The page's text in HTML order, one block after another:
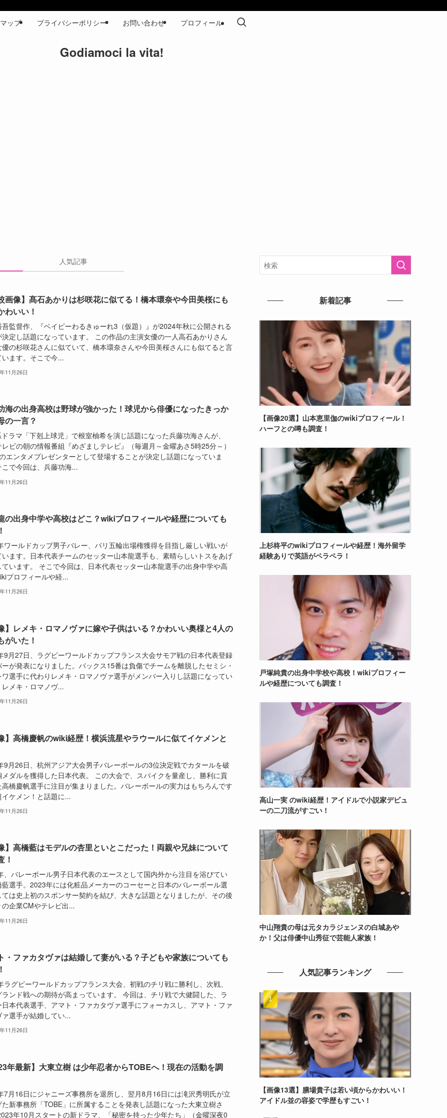
Godiamoci la vita!
ップ プライバシーポリシー お問い合わせ プロフィール
人気記事
画像】髙石あかりは杉咲花に似てる！橋本環奈や今田美桜にも
わいい！
監督作、『ベイビーわるきゅーれ3（仮題）』が2024年秋に公開される
定し話題になっています。 この作品の主演女優の一人高石あかりさん
の杉咲花さんに似ていて、橋本環奈さんや今田美桜さんにも似てると言
ます。そこで今...
11月26日
海の出身高校は野球が強かった！球児から俳優になったきっか
の一言？
ラマ「下剋上球児」で根室柚希を演じ話題になった兵藤功海さんが、
ビの朝の情報番組『めざましテレビ』（毎週月～金曜あさ5時25分～）
エンタメプレゼンターとして登場することが決定し話題になっていま
で今回は、兵藤功海...
11月26日
の出身中学や高校はどこ？wikiプロフィールや経歴についても
ワールドカップ男子バレー、パリ五輪出場権獲得を目指し厳しい戦いが
ます。日本代表チームのセッター山本龍選手も、素晴らしいトスをあげ
います。 そこで今回は、日本代表セッター山本龍選手の出身中学や高
プロフィールや経...
11月26日
】レメキ・ロマノヴァに嫁や子供はいる？かわいい奥様と4人の
がいた！
9月27日、ラグビーワールドカップフランス大会サモア戦の日本代表登録
が発表になりました。バックス15番は負傷でチームを離脱したセミシ・
選手に代わりレメキ・ロマノヴァ選手がメンバー入りし話題になってい
メキ・ロマノヴ...
11月26日
】高橋慶帆のwiki経歴！横浜流星やラウールに似てイケメンと
9月26日、杭州アジア大会男子バレーボールの3位決定戦でカタールを破
ダルを獲得した日本代表。 この大会で、スパイクを量産し、勝利に貢
橋慶帆選手に注目が集まりました。バレーボールの実力はもちろんです
ケメン！と話題に...
11月26日
】高橋藍はモデルの杏里といとこだった！両親や兄妹について
！
、バレーボール男子日本代表のエースとして国内外から注目を浴びてい
選手。2023年には化粧品メーカーのコーセーと日本のバレーボール選
は史上初のスポンサー契約を結び、大きな話題となりましたが、その後
企業CMやテレビ出...
11月26日
・ファカタヴァは結婚して妻がいる？子どもや家族についても
ラグビーワールドカップフランス大会、初戦のチリ戦に勝利し、次戦、
ンド戦への期待が高まっています。 今回は、チリ戦で大健闘した、ラ
本代表選手、アマト・ファカタヴァ選手にフォーカスし、アマト・ファ
選手が結婚してい...
11月26日
年最新】大東立樹 は少年忍者からTOBEへ！現在の活動を調
7月16日にジャニーズ事務所を退所し、翌月8月16日には滝沢秀明氏が立
新事務所「TOBE」に所属することを発表し話題になった大東立樹さ
年10月スタートの新ドラマ、「秘密を持った少年たち」（金曜深夜0
新着記事
【画像20選】山本恵里伽のwikiプロフィール！
ハーフとの噂も調査！
上杉柊平のwikiプロフィールや経歴！海外留学
経験ありで英語がペラペラ！
戸塚純貴の出身中学校や高校！wikiプロフィー
ルや経歴についても調査！
高山一実 のwiki経歴！アイドルで小説家デビュ
ーの二刀流がすごい！
中山翔貴の母は元タカラジェンヌの白城あや
か！父は俳優中山秀征で芸能人家族！
人気記事ランキング
【画像13選】膳場貴子は若い頃からかわいい！
アイドル並の容姿で学歴もすごい！